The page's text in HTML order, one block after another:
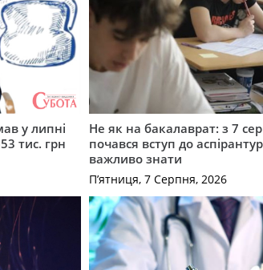
у липні
тис. грн
Не як на бакалаврат: з 7
почався вступ до
важливо знати
П’ятниця, 7 Серпня, 2026